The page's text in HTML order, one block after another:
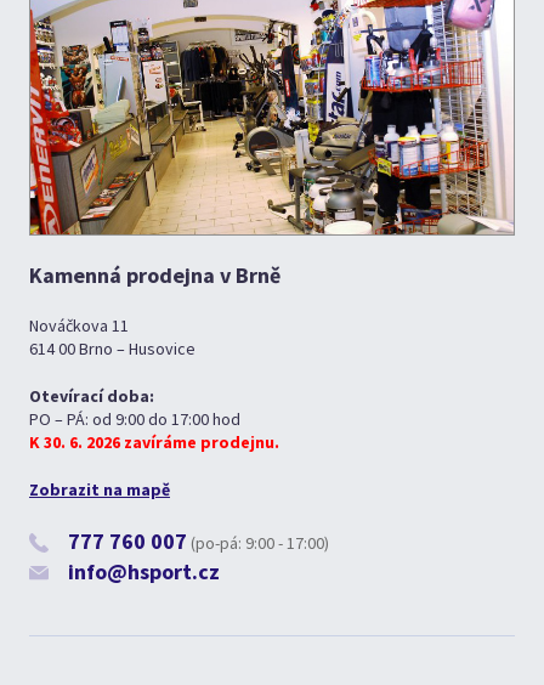
Kamenná prodejna v Brně
Nováčkova 11
614 00 Brno – Husovice
Otevírací doba:
PO – PÁ: od 9:00 do 17:00 hod
K 30. 6. 2026 zavíráme prodejnu.
Zobrazit na mapě
777 760 007 (po-pá: 9:00 - 17:00)
info@hsport.cz